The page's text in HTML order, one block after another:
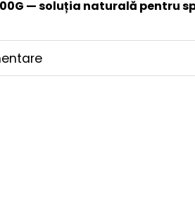
— soluția naturală pentru